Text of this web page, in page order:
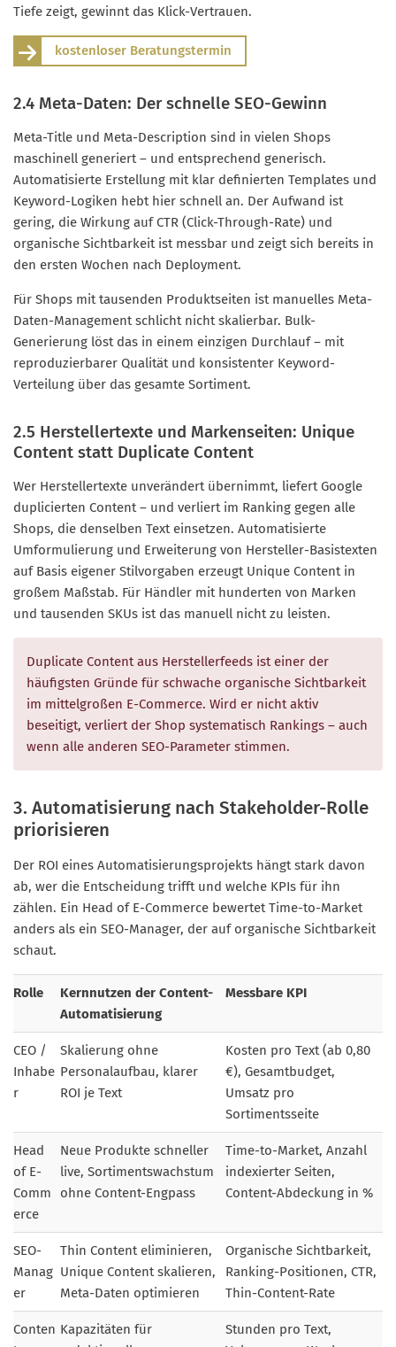
Tiefe zeigt, gewinnt das Klick-Vertrauen.
kostenloser Beratungstermin
2.4 Meta-Daten: Der schnelle SEO-Gewinn
Meta-Title und Meta-Description sind in vielen Shops
maschinell generiert – und entsprechend generisch.
Automatisierte Erstellung mit klar definierten Templates und
Keyword-Logiken hebt hier schnell an. Der Aufwand ist
gering, die Wirkung auf CTR (Click-Through-Rate) und
organische Sichtbarkeit ist messbar und zeigt sich bereits in
den ersten Wochen nach Deployment.
Für Shops mit tausenden Produktseiten ist manuelles Meta-
Daten-Management schlicht nicht skalierbar. Bulk-
Generierung löst das in einem einzigen Durchlauf – mit
reproduzierbarer Qualität und konsistenter Keyword-
Verteilung über das gesamte Sortiment.
2.5 Herstellertexte und Markenseiten: Unique
Content statt Duplicate Content
Wer Herstellertexte unverändert übernimmt, liefert Google
duplicierten Content – und verliert im Ranking gegen alle
Shops, die denselben Text einsetzen. Automatisierte
Umformulierung und Erweiterung von Hersteller-Basistexten
auf Basis eigener Stilvorgaben erzeugt Unique Content in
großem Maßstab. Für Händler mit hunderten von Marken
und tausenden SKUs ist das manuell nicht zu leisten.
Duplicate Content aus Herstellerfeeds ist einer der
häufigsten Gründe für schwache organische Sichtbarkeit
im mittelgroßen E-Commerce. Wird er nicht aktiv
beseitigt, verliert der Shop systematisch Rankings – auch
wenn alle anderen SEO-Parameter stimmen.
3. Automatisierung nach Stakeholder-Rolle
priorisieren
Der ROI eines Automatisierungsprojekts hängt stark davon
ab, wer die Entscheidung trifft und welche KPIs für ihn
zählen. Ein Head of E-Commerce bewertet Time-to-Market
anders als ein SEO-Manager, der auf organische Sichtbarkeit
schaut.
Rolle
Kernnutzen der Content-
Automatisierung
Messbare KPI
CEO /
Inhabe
r
Skalierung ohne
Personalaufbau, klarer
ROI je Text
Kosten pro Text (ab 0,80
€), Gesamtbudget,
Umsatz pro
Sortimentsseite
Head
of E-
Comm
erce
Neue Produkte schneller
live, Sortimentswachstum
ohne Content-Engpass
Time-to-Market, Anzahl
indexierter Seiten,
Content-Abdeckung in %
SEO-
Manag
er
Thin Content eliminieren,
Unique Content skalieren,
Meta-Daten optimieren
Organische Sichtbarkeit,
Ranking-Positionen, CTR,
Thin-Content-Rate
Conten Kapazitäten für
Stunden pro Text,